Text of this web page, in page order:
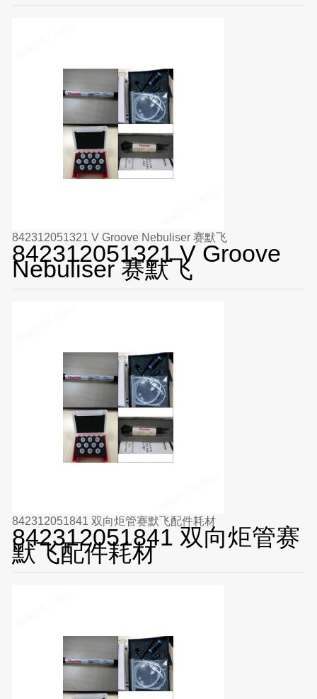
842312051321 V Groove Nebuliser 赛默飞
842312051321 V Groove
Nebuliser 赛默飞
842312051841 双向炬管赛默飞配件耗材
842312051841 双向炬管赛
默飞配件耗材